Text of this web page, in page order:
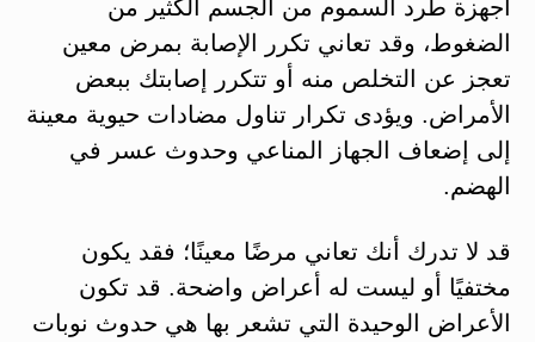
أجهزة طرد السموم من الجسم الكثير من
الضغوط، وقد تعاني تكرر الإصابة بمرض معين
تعجز عن التخلص منه أو تتكرر إصابتك ببعض
الأمراض. ويؤدى تكرار تناول مضادات حيوية معينة
إلى إضعاف الجهاز المناعي وحدوث عسر في
الهضم.
قد لا تدرك أنك تعاني مرضًا معينًا؛ فقد يكون
مختفيًا أو ليست له أعراض واضحة. قد تكون
الأعراض الوحيدة التي تشعر بها هي حدوث نوبات